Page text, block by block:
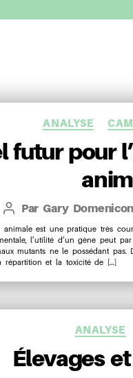
ANALYSE
futur pour
Auteur
de
l’article
Par Gary
animale est une pratique très
l’utilité d’un gène peut
mutants ne le possédant
répartition et la toxicité de […]
ANALYSE
Élevages